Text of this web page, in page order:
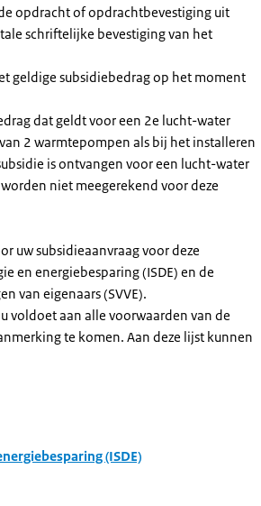
opdracht of opdrachtbevestiging uit
schriftelijke bevestiging van het
geldige subsidiebedrag op het moment
dat geldt voor een 2e lucht-water
2 warmtepompen als bij het installeren
is ontvangen voor een lucht-water
niet meegerekend voor deze
uw subsidieaanvraag voor deze
en energiebesparing (ISDE) en de
van eigenaars (SVVE).
voldoet aan alle voorwaarden van de
te komen. Aan deze lijst kunnen
(ISDE)